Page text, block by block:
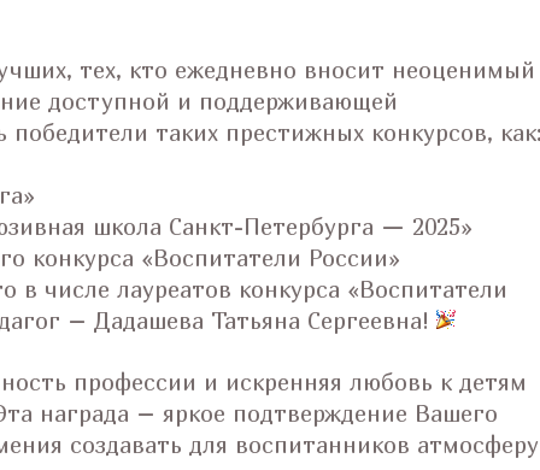
тех, кто ежедневно вносит неоценимый
доступной и поддерживающей
таких престижных конкурсов,
школа Санкт-Петербурга — 2025»
конкурса «Воспитатели России»
числе лауреатов конкурса «Воспитатели
– Дадашева Татьяна Сергеевна!
профессии и искренняя любовь к детям
награда – яркое подтверждение Вашего
создавать для воспитанников атмосферу